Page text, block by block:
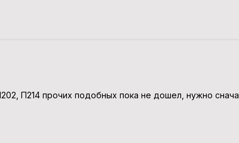
П214 прочих подобных пока не дошел, нужно